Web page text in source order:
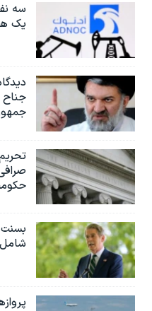
سه
یک
جناح
شامل